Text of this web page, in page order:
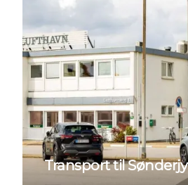
Transport til